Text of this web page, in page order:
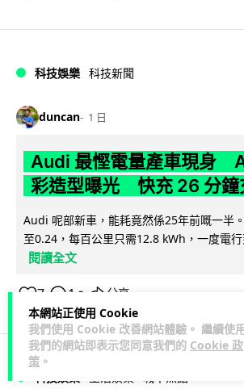
本網站正使用 Cookie
我們使用 Cookie 改善網站體驗。 繼續使
我們的網站即表示您同意我們的 Cookie 政
策 。
科技娛樂 科技新聞
duncan 1 日
Audi 最慳電量產車現身
彩造型曝光 快充 26 分鐘
Audi 呢部新車，能耗竟然係25年前嘅一半
至0.24，每百公里只需12.8 kWh，一度電
閱讀全文
7 1 ↗ 分享
科技娛樂 生活娛樂 城中熱話